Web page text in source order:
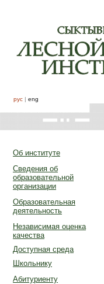
рус | eng
Об институте
Сведения об
образовательной
организации
Образовательная
деятельность
Независимая оценка
качества
Доступная среда
Школьнику
Абитуриенту